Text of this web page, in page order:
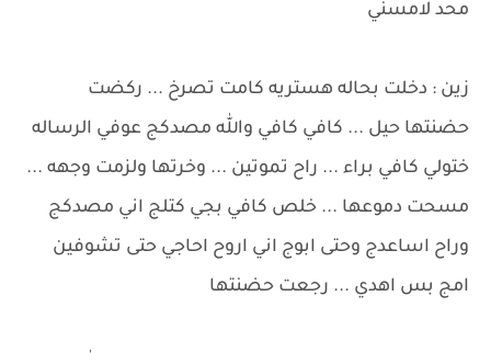
محد لامسني
زين : دخلت بحاله هستريه كامت تصرخ ... ركضت
حضنتها حيل ... كافي كافي والله مصدكج عوفي الرساله
ختولي كافي براء ... راح تموتين ... وخرتها ولزمت وجهه ...
مسحت دموعها ... خلص كافي بجي كتلج اني مصدكج
وراح اساعدج وحتى ابوج اني اروح احاجي حتى تشوفين
امج بس اهدي ... رجعت حضنتها